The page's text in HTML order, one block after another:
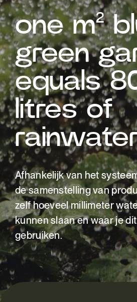
one m²
green
equals
litres of
Afhankelijk van het
de samenstelling van
zelf hoeveel millimeter
kunnen slaan en waar je
gebruiken.